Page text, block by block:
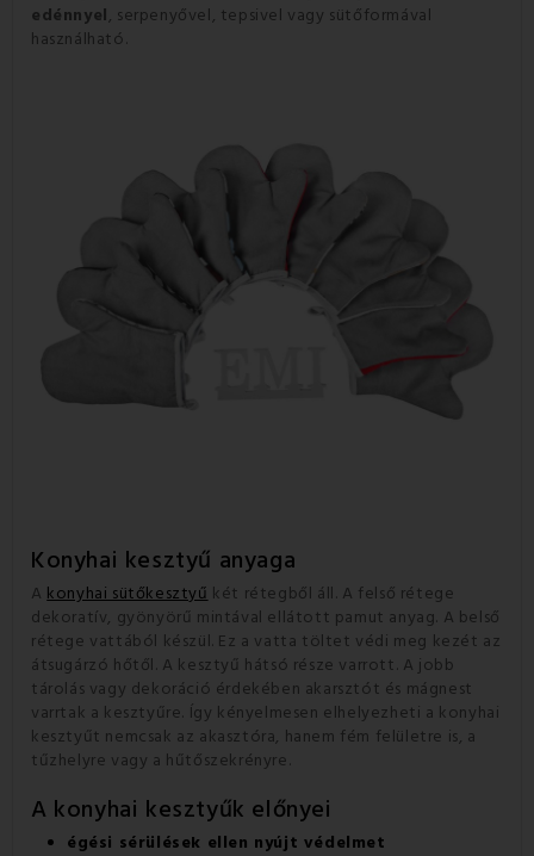
edénnyel, serpenyővel, tepsivel vagy sütőformával
használható.
Konyhai kesztyű anyaga
A konyhai sütőkesztyű két rétegből áll. A felső rétege
dekoratív, gyönyörű mintával ellátott pamut anyag. A belső
rétege vattából készül. Ez a vatta töltet védi meg kezét az
átsugárzó hőtől. A kesztyű hátsó része varrott. A jobb
tárolás vagy dekoráció érdekében akarsztót és mágnest
varrtak a kesztyűre. Így kényelmesen elhelyezheti a konyhai
kesztyűt nemcsak az akasztóra, hanem fém felületre is, a
tűzhelyre vagy a hűtőszekrényre.
A konyhai kesztyűk előnyei
égési sérülések ellen nyújt védelmet